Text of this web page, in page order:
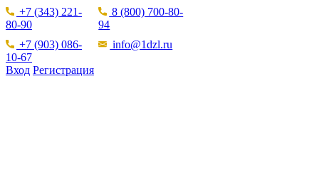
+7 (343) 221-
80-90
8 (800) 700-80-
94
+7 (903) 086-
10-67
info@1dzl.ru
Вход Регистрация